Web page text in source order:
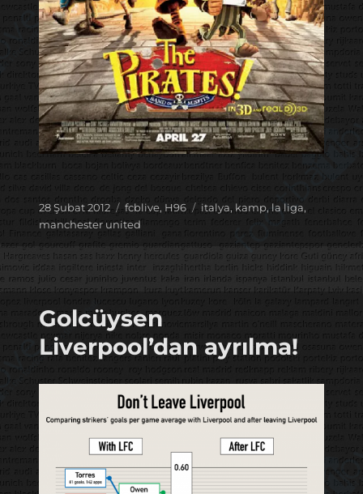
Yayın
tarihi
28 Şubat 2012 Kategoriler
fcblive, H96 Etiketler
italya, kamp, la liga,
manchester united
Golcüysen
Liverpool’dan ayrılma!